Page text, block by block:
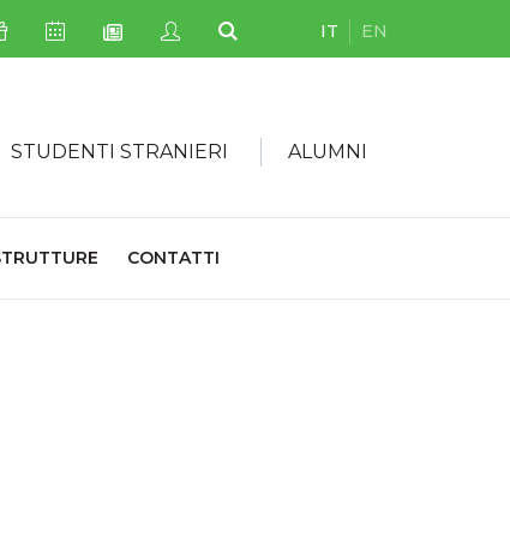
Icona SostieniciIcona Calendario Eventi
Icona Newsletter
Icona My Civica
Icona Cerca
IT EN
STUDENTI STRANIERI ALUMNI
CONTATTI